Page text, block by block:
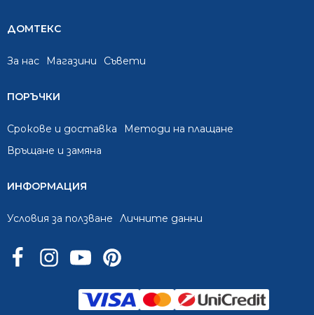
ДОМТЕКС
За нас Mагазини Съвети
ПОРЪЧКИ
Срокове и доставка
Методи на плащане
Връщане и замяна
ИНФОРМАЦИЯ
Условия за ползване Личните данни